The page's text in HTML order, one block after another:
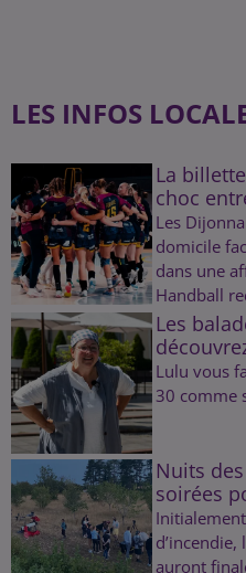
LES INFOS
La
choc
Les
domicile
dans une
Handball
Les
Lulu vous
30 comme
Nuits
soirées
d’incendie,
auront